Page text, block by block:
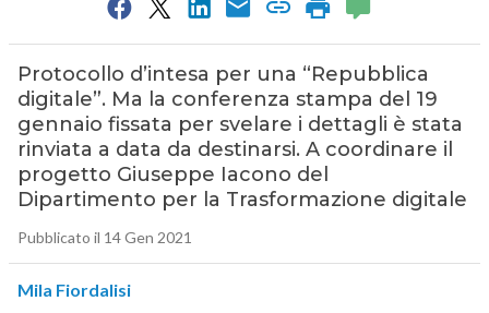
Protocollo d’intesa per una “Repubblica
digitale”. Ma la conferenza stampa del 19
gennaio fissata per svelare i dettagli è stata
rinviata a data da destinarsi. A coordinare il
progetto Giuseppe Iacono del
Dipartimento per la Trasformazione digitale
Pubblicato il 14 Gen 2021
Mila Fiordalisi